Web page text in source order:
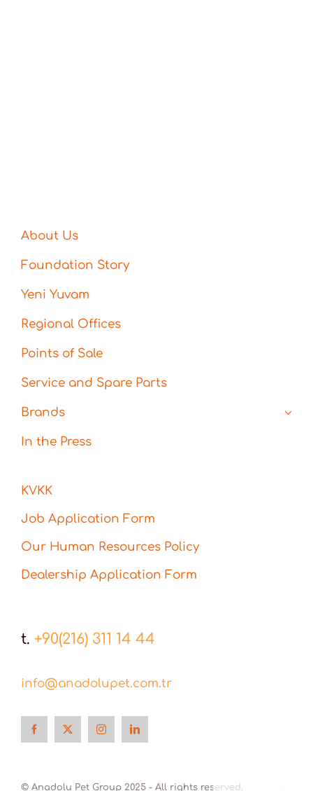
About Us
Foundation Story
Yeni Yuvam
Regional Offices
Points of Sale
Service and Spare Parts
Brands
In the Press
KVKK
Job Application Form
Our Human Resources Policy
Dealership Application Form
t. +90(216) 311 14 44
info@anadolupet.com.tr
© Anadolu Pet Group 2025 - All rights reserved.